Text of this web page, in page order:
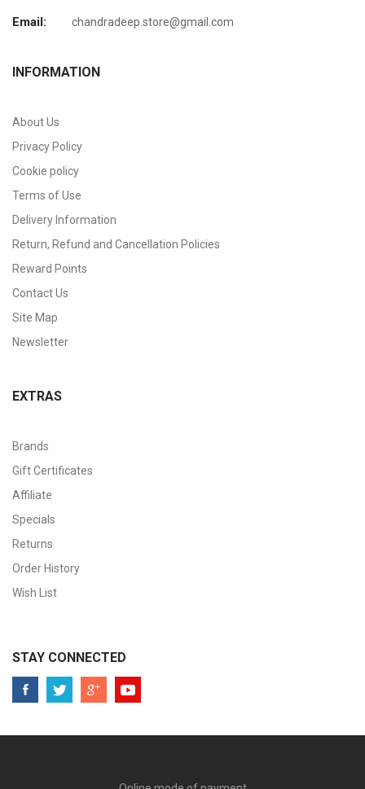
Email: chandradeep.store@gmail.com
INFORMATION
About Us
Privacy Policy
Cookie policy
Terms of Use
Delivery Information
Return, Refund and Cancellation Policies
Reward Points
Contact Us
Site Map
Newsletter
EXTRAS
Brands
Gift Certificates
Affiliate
Specials
Returns
Order History
Wish List
STAY CONNECTED